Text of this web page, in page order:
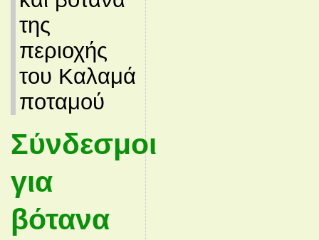
της
περιοχής
του Καλαμά
ποταμού
Σύνδεσμοι
για
βότανα